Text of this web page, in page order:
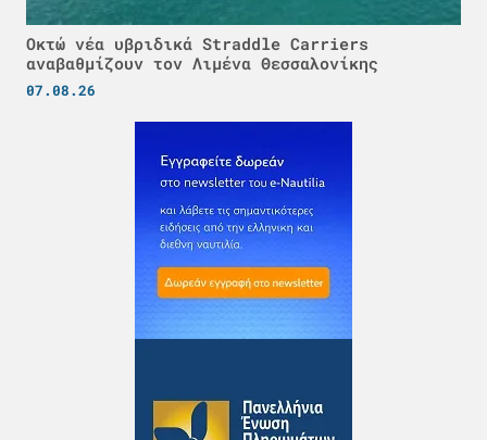
Οκτώ νέα υβριδικά Straddle Carriers
αναβαθμίζουν τον Λιμένα Θεσσαλονίκης
07.08.26